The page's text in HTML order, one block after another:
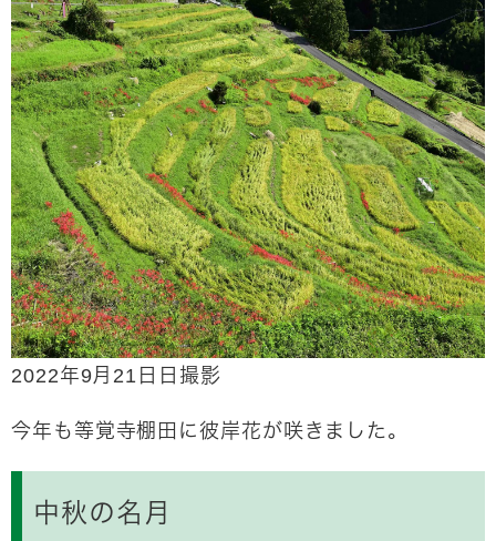
2022年9月21日日撮影
今年も等覚寺棚田に彼岸花が咲きました。
中秋の名月